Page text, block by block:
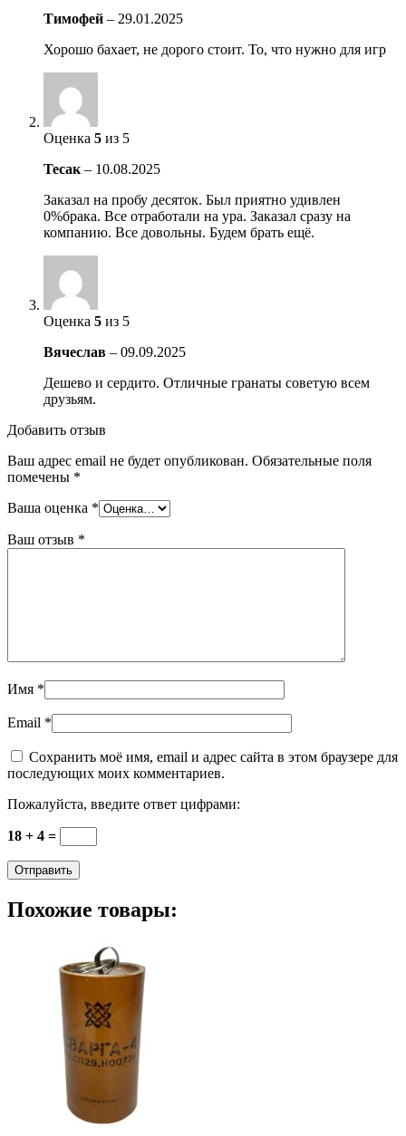
Тимофей – 29.01.2025
Хорошо бахает, не дорого стоит. То, что нужно для игр
Оценка 5 из 5
Тесак – 10.08.2025
Заказал на пробу десяток. Был приятно удивлен
0%брака. Все отработали на ура. Заказал сразу на
компанию. Все довольны. Будем брать ещё.
Оценка 5 из 5
Вячеслав – 09.09.2025
Дешево и сердито. Отличные гранаты советую всем
друзьям.
Добавить отзыв
Ваш адрес email не будет опубликован. Обязательные поля
помечены *
Ваша оценка *
Ваш отзыв *
Имя *
Email *
Сохранить моё имя, email и адрес сайта в этом браузере для
последующих моих комментариев.
Пожалуйста, введите ответ цифрами:
18 + 4 =
Похожие товары: